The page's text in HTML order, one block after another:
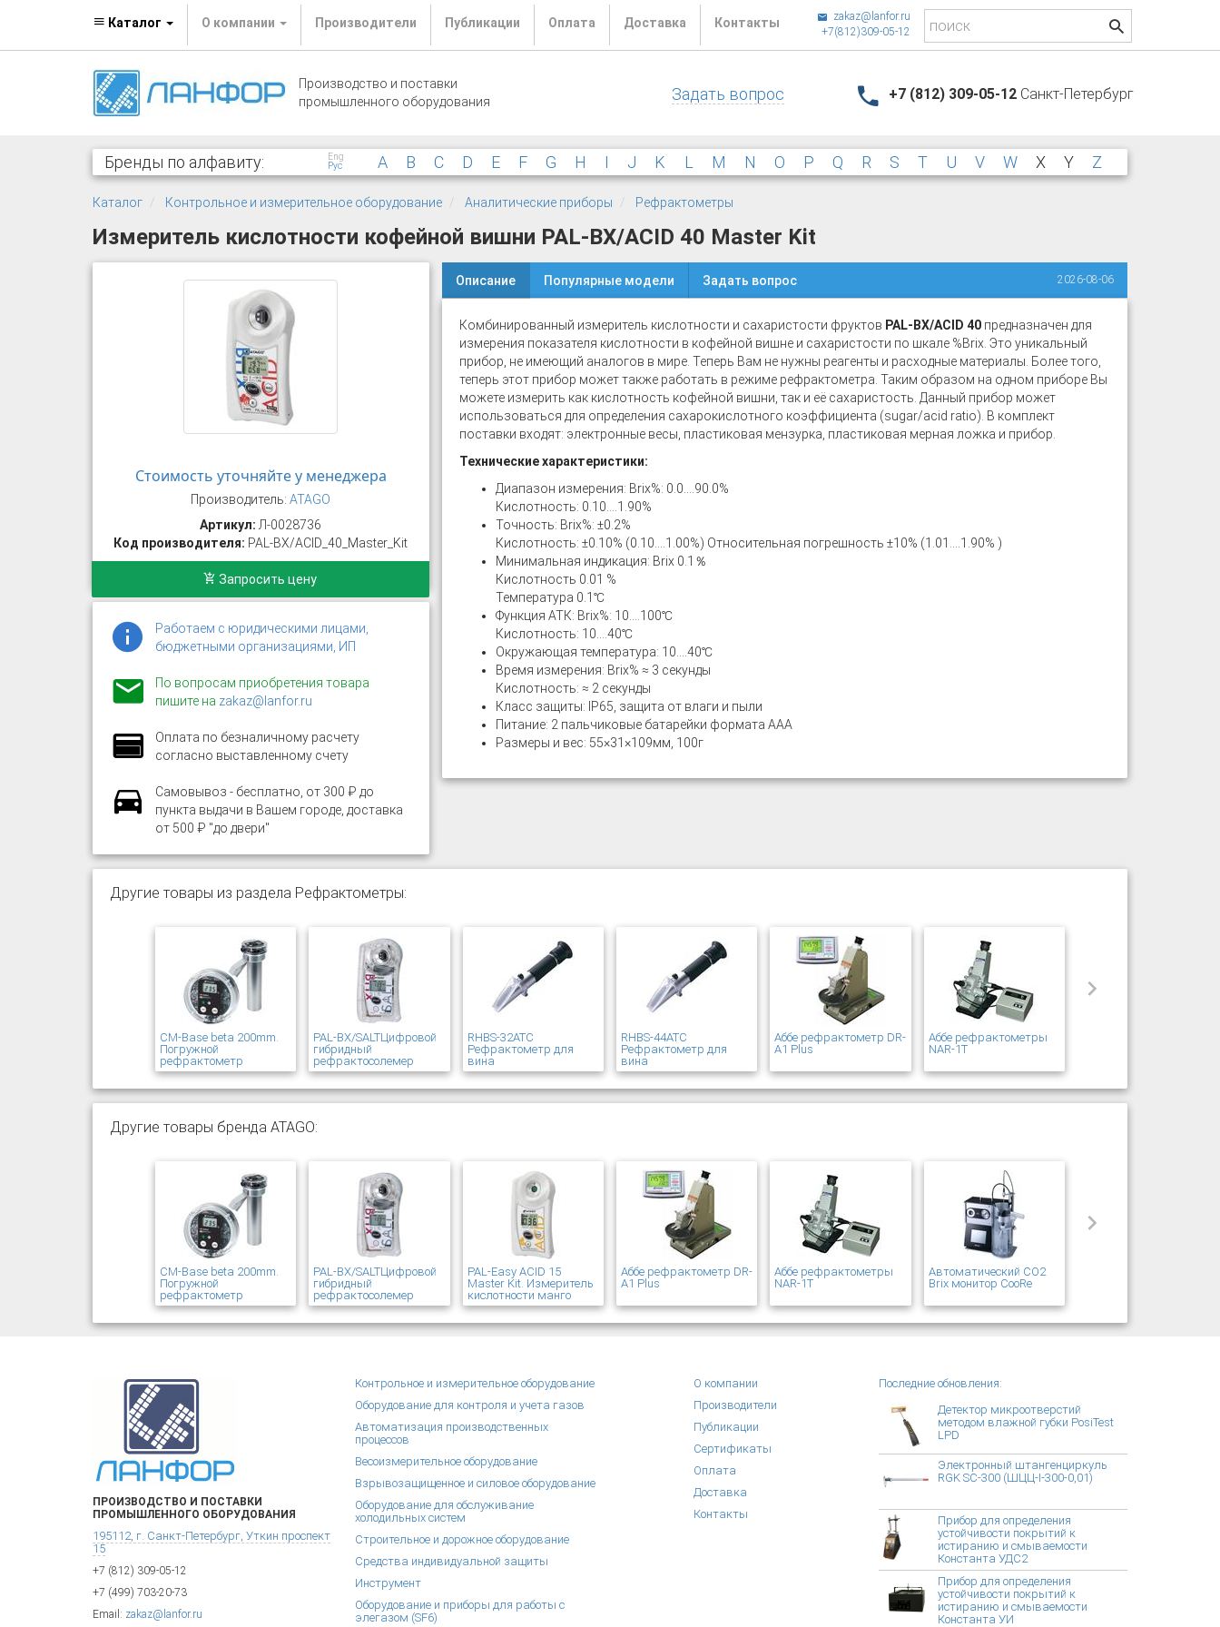
Каталог О компании Производители Публикации Оплата Доставка Контакты
zakaz@lanfor.ru
+7(812)309-05-12
Производство и поставки
промышленного оборудования
Задать вопрос +7 (812) 309-05-12 Санкт-Петербург
Бренды по алфавиту:
Eng
Рус
A B C D E F G H I J K L M N O P Q R S T U VW X Y Z
Каталог Контрольное и измерительное оборудование Аналитические приборы Рефрактометры
Измеритель кислотности кофейной вишни PAL-BX/ACID 40 Master Kit
Стоимость уточняйте у менеджера
Производитель:ATAGO
Артикул: Л-0028736
Код производителя: PAL-BX/ACID_40_Master_Kit
Запросить цену
Работаем с юридическими лицами,
бюджетными организациями, ИП
По вопросам приобретения товара
пишите на zakaz@lanfor.ru
Оплата по безналичному расчету
согласно выставленному счету
Самовывоз - бесплатно, от 300 ₽ до
пункта выдачи в Вашем городе, доставка
от 500 ₽ "до двери"
Описание Популярные модели Задать вопрос 2026-08-06
Комбинированный измеритель кислотности и сахаристости фруктов PAL-BX/ACID 40предназначен для
измерения показателя кислотности в кофейной вишне и сахаристости по шкале %Brix. Это уникальный
прибор, не имеющий аналогов в мире. Теперь Вам не нужны реагенты и расходные материалы. Более того,
теперь этот прибор может также работать в режиме рефрактометра. Таким образом на одном приборе Вы
можете измерить как кислотность кофейной вишни, так и её сахаристость. Данный прибор может
использоваться для определения сахарокислотного коэффициента (sugar/acid ratio). В комплект
поставки входят: электронные весы, пластиковая мензурка, пластиковая мерная ложка и прибор.
Технические характеристики:
Диапазон измерения: Brix%: 0.0....90.0%
Кислотность: 0.10....1.90%
Точность: Brix%: ±0.2%
Кислотность: ±0.10% (0.10....1.00%) Относительная погрешность ±10% (1.01....1.90% )
Минимальная индикация: Brix 0.1％
Кислотность 0.01 %
Температура 0.1℃
Функция АТК: Brix%: 10....100℃
Кислотность: 10....40℃
Окружающая температура: 10....40℃
Время измерения: Brix% ≈ 3 секунды
Кислотность: ≈ 2 секунды
Класс защиты: IP65, защита от влаги и пыли
Питание: 2 пальчиковые батарейки формата ААА
Размеры и вес: 55×31×109мм, 100г
Другие товары из раздела Рефрактометры:
CM-Base beta 200mm.
Погружной
рефрактометр
PAL-BX/SALTЦифровой
гибридный
рефрактосолемер
RHBS-32ATC
Рефрактометр для
вина
RHBS-44ATC
Рефрактометр для
вина
Аббе рефрактометр DR-
A1 Plus
Аббе рефрактометры
NAR-1T
Другие товары бренда ATAGO:
CM-Base beta 200mm.
Погружной
рефрактометр
PAL-BX/SALTЦифровой
гибридный
рефрактосолемер
PAL-Easy ACID 15
Master Kit. Измеритель
кислотности манго
Аббе рефрактометр DR-
A1 Plus
Аббе рефрактометры
NAR-1T
Автоматический CO2
Brix монитор CooRe
ПРОИЗВОДСТВО И ПОСТАВКИ
ПРОМЫШЛЕННОГО ОБОРУДОВАНИЯ
195112, г. Санкт-Петербург, Уткин проспект
15
+7 (812) 309-05-12
+7 (499) 703-20-73
Email: zakaz@lanfor.ru
Контрольное и измерительное оборудование
Оборудование для контроля и учета газов
Автоматизация производственных
процессов
Весоизмерительное оборудование
Взрывозащищенное и силовое оборудование
Оборудование для обслуживание
холодильных систем
Строительное и дорожное оборудование
Средства индивидуальной защиты
Инструмент
Оборудование и приборы для работы с
элегазом (SF6)
О компании
Производители
Публикации
Сертификаты
Оплата
Доставка
Контакты
Последние обновления:
Детектор микроотверстий
методом влажной губки PosiTest
LPD
Электронный штангенциркуль
RGK SC-300 (ШЦЦ-I-300-0,01)
Прибор для определения
устойчивости покрытий к
истиранию и смываемости
Константа УДС2
Прибор для определения
устойчивости покрытий к
истиранию и смываемости
Константа УИ